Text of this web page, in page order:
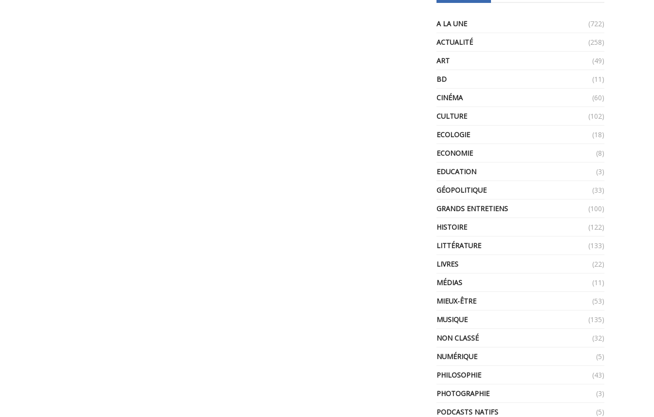
A LA UNE
(722)
ACTUALITÉ
(258)
ART
(49)
BD
(11)
CINÉMA
(60)
CULTURE
(102)
ECOLOGIE
(18)
ECONOMIE
(8)
EDUCATION
(3)
GÉOPOLITIQUE
(33)
GRANDS ENTRETIENS
(100)
HISTOIRE
(122)
LITTÉRATURE
(133)
LIVRES
(22)
MÉDIAS
(11)
MIEUX-ÊTRE
(53)
MUSIQUE
(135)
NON CLASSÉ
(32)
NUMÉRIQUE
(5)
PHILOSOPHIE
(43)
PHOTOGRAPHIE
(3)
PODCASTS NATIFS
(5)